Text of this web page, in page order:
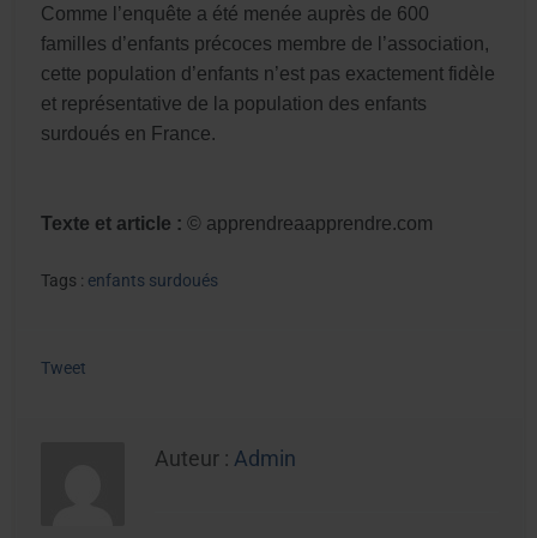
Comme l’enquête a été menée auprès de 600
familles d’enfants précoces membre de l’association,
cette population d’enfants n’est pas exactement fidèle
et représentative de la population des enfants
surdoués en France.
Texte et article : © apprendreaapprendre.com
Tags : enfants surdoués
Tweet
Auteur : Admin